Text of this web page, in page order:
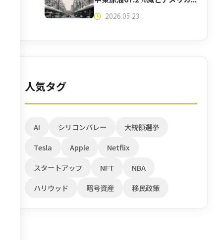
2026.05.23
人気タグ
AI シリコンバレー
大統領選挙
Tesla
Apple
Netflix
スタートアップ
NFT
NBA
ハリウッド
暗号資産 移民政策